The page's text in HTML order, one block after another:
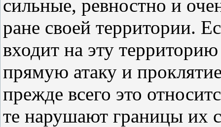
сильные, ревностно и
ране своей территории.
входит на эту
прямую атаку и
прежде всего это
те нарушают границы их